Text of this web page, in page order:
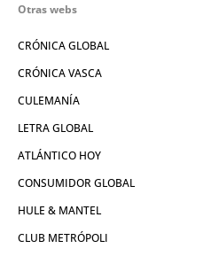
Otras webs
CRÓNICA GLOBAL
CRÓNICA VASCA
CULEMANÍA
LETRA GLOBAL
ATLÁNTICO HOY
CONSUMIDOR GLOBAL
HULE & MANTEL
CLUB METRÓPOLI